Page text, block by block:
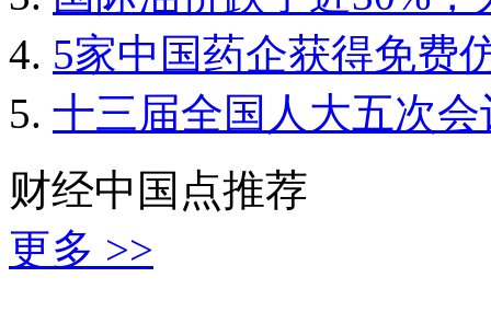
5家中国药企获得免费
十三届全国人大五次
财经中国点推荐
更多 >>